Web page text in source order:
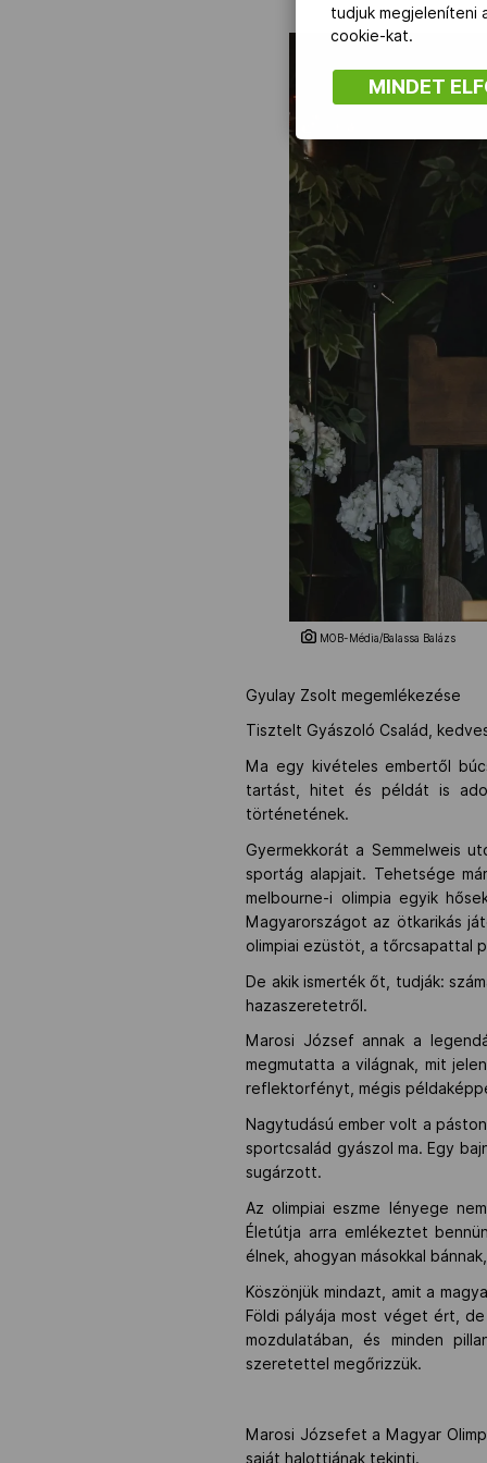
MOB-Média/Balassa Balázs
Gyulay Zsolt megemlékezése
Tisztelt Gyászoló Család,
Ma egy kivételes embertől
tartást, hitet és példát is
történetének.
Gyermekkorát a Semmelweis
sportág alapjait. Tehetsége
melbourne-i olimpia egyik
Magyarországot az ötkarikás
olimpiai ezüstöt, a tőrcsapattal
De akik ismerték őt, tudják:
hazaszeretetről.
Marosi József annak a
megmutatta a világnak, mit
reflektorfényt, mégis
Nagytudású ember volt a
sportcsalád gyászol ma. Egy
sugárzott.
Az olimpiai eszme lényege
Életútja arra emlékeztet
élnek, ahogyan másokkal
Köszönjük mindazt, amit a
Földi pályája most véget ért,
mozdulatában, és minden
szeretettel megőrizzük.
Marosi Józsefet a Magyar
saját halottjának tekinti.
tudjuk megjeleníteni
cookie-kat.
MINDET